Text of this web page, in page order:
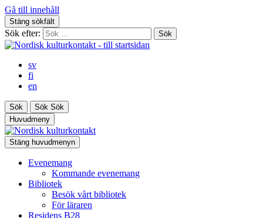
Gå till innehåll
Stäng sökfält
Sök efter:
sv
fi
en
Sök Sök Sök
Huvudmeny
Stäng huvudmenyn
Evenemang
Kommande evenemang
Bibliotek
Besök vårt bibliotek
För läraren
Residens B28